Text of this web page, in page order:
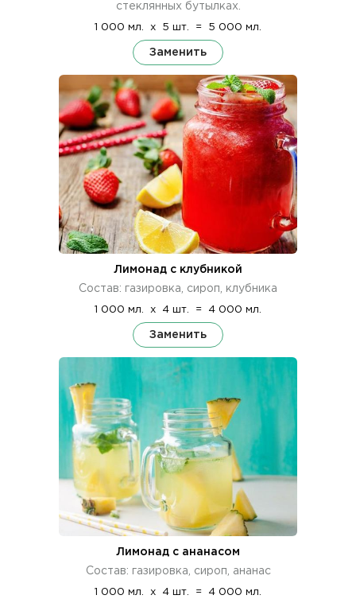
стеклянных бутылках.
1 000 мл. x 5 шт. = 5 000 мл.
Заменить
Лимонад с клубникой
Состав: газировка, сироп, клубника
1 000 мл. x 4 шт. = 4 000 мл.
Заменить
Лимонад с ананасом
Состав: газировка, сироп, ананас
1 000 мл. x 4 шт. = 4 000 мл.